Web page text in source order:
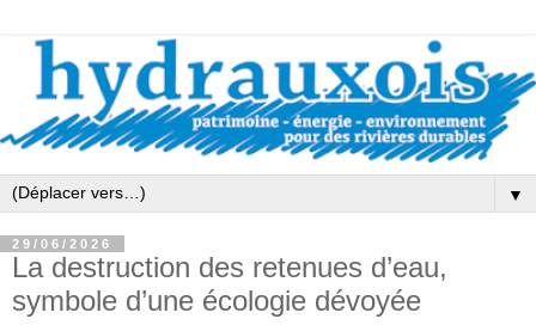
▼
29/06/2026
La destruction des retenues d’eau,
symbole d’une écologie dévoyée